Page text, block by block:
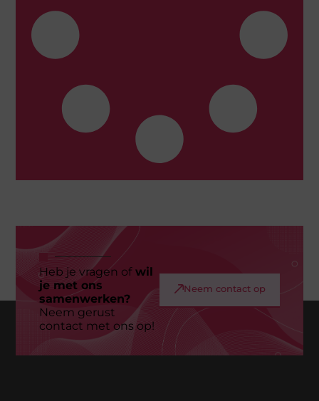
Heb je vragen ofwil
je met ons
samenwerken?
Neem gerust
contact met ons op!
Neem contact op